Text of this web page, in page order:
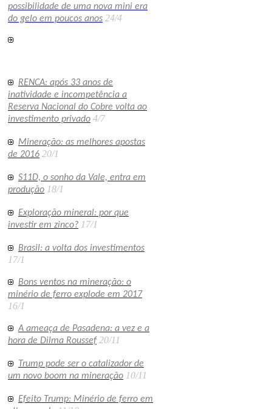
possibilidade de uma nova mini era
do gelo em poucos anos 24/4
RENCA: após 33 anos de
inatividade e incompetência a
Reserva Nacional do Cobre volta ao
investimento privado 4/7
Mineração: as melhores apostas
de 2016 20/1
S11D, o sonho da Vale, entra em
produção 18/1
Exploração mineral: por que
investir em zinco? 17/1
Brasil: a volta dos investimentos
17/1
Bons ventos na mineração: o
minério de ferro explode em 2017
16/1
A ameaça de Pasadena: a vez e a
hora de Dilma Roussef 20/11
Trump pode ser o catalizador de
um novo boom na mineração 10/11
Efeito Trump: Minério de ferro em